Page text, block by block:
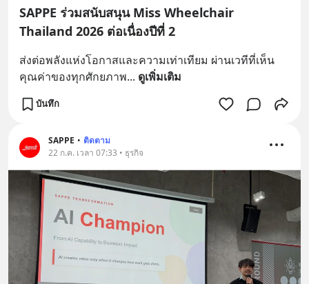
SAPPE ร่วมสนับสนุน Miss Wheelchair
Thailand 2026 ต่อเนื่องปีที่ 2
ส่งต่อพลังแห่งโอกาสและความเท่าเทียม ผ่านเวทีที่เห็น
คุณค่าของทุกศักยภาพ... ดูเพิ่มเติม
บันทึก
SAPPE • ติดตาม
22 ก.ค. เวลา 07:33 • ธุรกิจ